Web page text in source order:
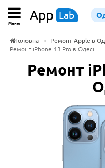
Меню App Lab
Головна » Ремонт Apple в
Ремонт iPhone 13 Pro в Одесі
Ремонт